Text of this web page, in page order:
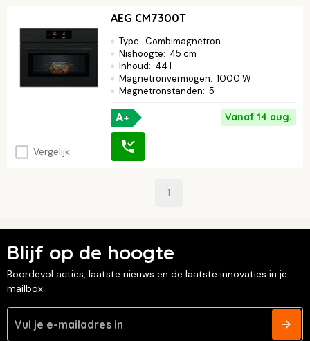
Vergelijk
AEG CM7300T
Type: Combimagnetron
Nishoogte: 45 cm
Inhoud: 44 l
Magnetronvermogen: 1000 W
Magnetronstanden: 5
A+ Vanaf 14 aug.
1
Blijf op de hoogte
Boordevol acties, laatste nieuws en de laatste innovaties in je
mailbox